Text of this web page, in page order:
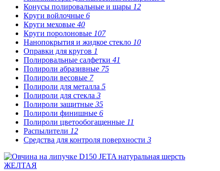
Конусы полировальные и шары 12
Круги войлочные 6
Круги меховые 40
Круги поролоновые 107
Нанопокрытия и жидкое стекло 10
Оправки для кругов 1
Полировальные салфетки 41
Полироли абразивные 75
Полироли весовые 7
Полироли для металла 5
Полироли для стекла 3
Полироли защитные 35
Полироли финишные 6
Полироли цветообогащенные 11
Распылители 12
Средства для контроля поверхности 3